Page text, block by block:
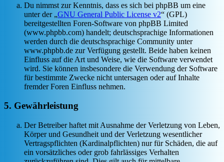
Du nimmst zur Kenntnis, dass es sich bei phpBB um eine
unter der „GNU General Public License v2“ (GPL)
bereitgestellten Foren-Software von phpBB Limited
(www.phpbb.com) handelt; deutschsprachige Informationen
werden durch die deutschsprachige Community unter
www.phpbb.de zur Verfügung gestellt. Beide haben keinen
Einfluss auf die Art und Weise, wie die Software verwendet
wird. Sie können insbesondere die Verwendung der Software
für bestimmte Zwecke nicht untersagen oder auf Inhalte
fremder Foren Einfluss nehmen.
5. Gewährleistung
Der Betreiber haftet mit Ausnahme der Verletzung von Leben,
Körper und Gesundheit und der Verletzung wesentlicher
Vertragspflichten (Kardinalpflichten) nur für Schäden, die auf
ein vorsätzliches oder grob fahrlässiges Verhalten